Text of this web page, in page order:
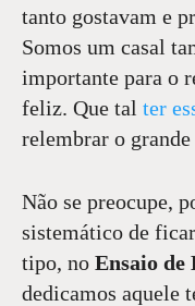
tanto gostavam e
Somos um casal
importante para o
feliz. Que tal ter
relembrar o
Não se preocupe,
sistemático de
tipo, no Ensaio de
dedicamos aquele